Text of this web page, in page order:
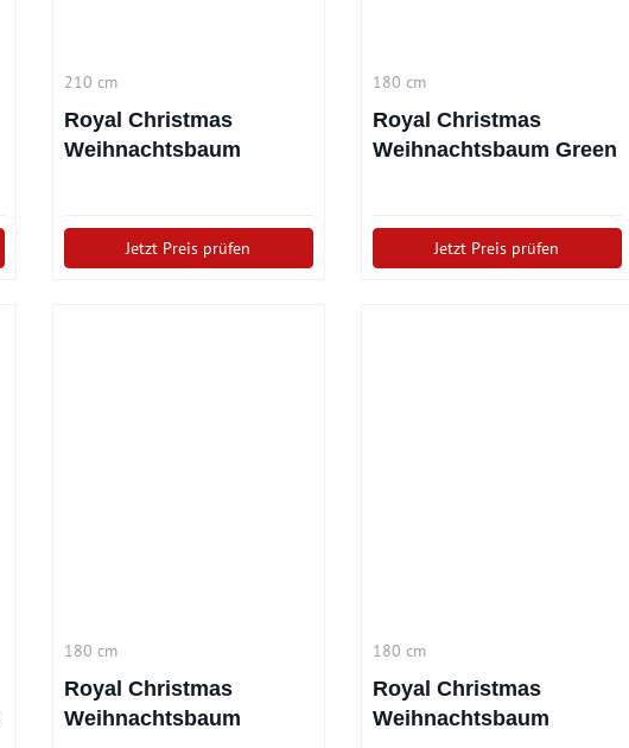
210 cm
Royal Christmas
Weihnachtsbaum
Jetzt Preis prüfen
180 cm
Royal Christmas
Weihnachtsbaum Green
Jetzt Preis prüfen
180 cm
Royal Christmas
Weihnachtsbaum
180 cm
Royal Christmas
Weihnachtsbaum